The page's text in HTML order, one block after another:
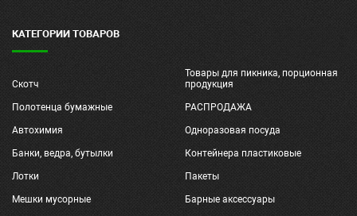
КАТЕГОРИИ ТОВАРОВ
Скотч
Товары для пикника, порционная
продукция
Полотенца бумажные РАСПРОДАЖА
Автохимия Одноразовая посуда
Банки, ведра, бутылки Контейнера пластиковые
Лотки Пакеты
Мешки мусорные Барные аксессуары